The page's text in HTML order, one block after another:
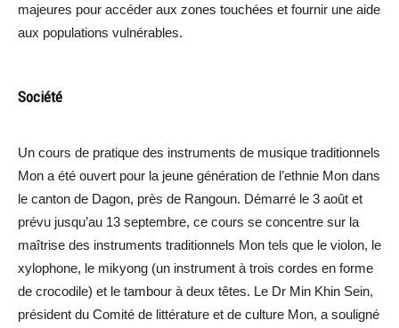
majeures pour accéder aux zones touchées et fournir une aide
aux populations vulnérables.
Société
Un cours de pratique des instruments de musique traditionnels
Mon a été ouvert pour la jeune génération de l’ethnie Mon dans
le canton de Dagon, près de Rangoun. Démarré le 3 août et
prévu jusqu’au 13 septembre, ce cours se concentre sur la
maîtrise des instruments traditionnels Mon tels que le violon, le
xylophone, le mikyong (un instrument à trois cordes en forme
de crocodile) et le tambour à deux têtes. Le Dr Min Khin Sein,
président du Comité de littérature et de culture Mon, a souligné